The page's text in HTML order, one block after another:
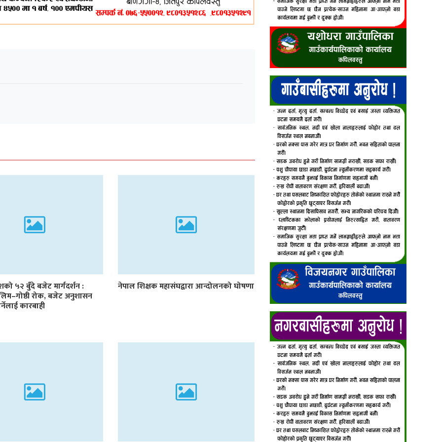
५२ बुँदे बजेट मार्गदर्शन :
रोक, बजेट अनुशासन
कारबाही
नेपाल शिक्षक महासंघद्वारा आन्दोलनको घोषणा